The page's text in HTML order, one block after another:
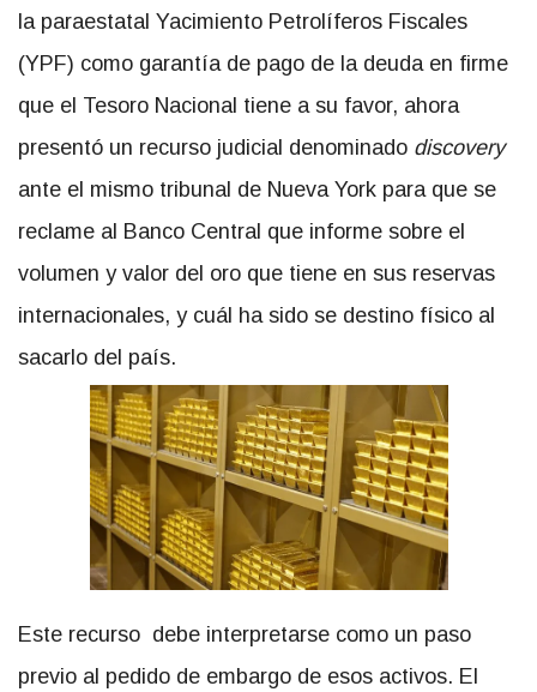
la paraestatal Yacimiento Petrolíferos Fiscales
(YPF) como garantía de pago de la deuda en firme
que el Tesoro Nacional tiene a su favor, ahora
presentó un recurso judicial denominado discovery
ante el mismo tribunal de Nueva York para que se
reclame al Banco Central que informe sobre el
volumen y valor del oro que tiene en sus reservas
internacionales, y cuál ha sido se destino físico al
sacarlo del país.
Este recurso debe interpretarse como un paso
previo al pedido de embargo de esos activos. El